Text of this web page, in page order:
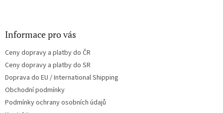
Informace pro vás
Ceny dopravy a platby do ČR
Ceny dopravy a platby do SR
Doprava do EU / International Shipping
Obchodní podmínky
Podmínky ochrany osobních údajů